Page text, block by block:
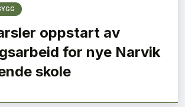
oppstart av
for nye Narvik
skole